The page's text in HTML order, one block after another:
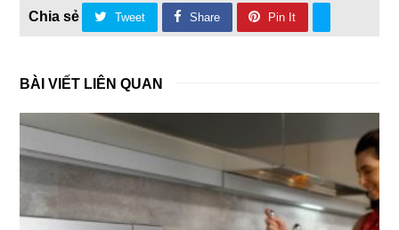
Tweet Share Pin It
BÀI VIẾT LIÊN QUAN